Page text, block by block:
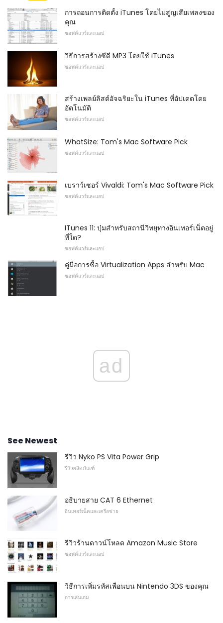
การถอนการติดตั้ง iTunes โดยไม่สูญเสียเพลงของ
คุณ
ซอฟต์แวร์และแอป
วิธีการสร้างซีดี MP3 โดยใช้ iTunes
ซอฟต์แวร์และแอป
สร้างเพลย์ลิสต์อัจฉริยะใน iTunes ที่อัปเดตโดย
อัตโนมัติ
ซอฟต์แวร์และแอป
WhatSize: Tom's Mac Software Pick
ซอฟต์แวร์และแอป
เบราว์เซอร์ Vivaldi: Tom's Mac Software Pick
ซอฟต์แวร์และแอป
ITunes 11: ปุ่มสำหรับสถานีวิทยุทางอินเทอร์เน็ตอยู่
ที่ใด?
ซอฟต์แวร์และแอป
คู่มือการซื้อ Virtualization Apps สำหรับ Mac
ซอฟต์แวร์และแอป
ad
See Newest
รีวิว Nyko PS Vita Power Grip
รีวิวผลิตภัณฑ์
อธิบายสาย CAT 6 Ethernet
อินเทอร์เน็ตและเครือข่าย
รีวิวร้านดาวน์โหลด Amazon Music Store
ซอฟต์แวร์และแอป
วิธีการเพิ่มรหัสเพื่อนบน Nintendo 3DS ของคุณ
การเล่นเกม